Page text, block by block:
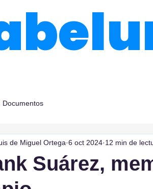
Documentos
Suárez,
de Miguel Ortega 6 oct 2024 12 min de